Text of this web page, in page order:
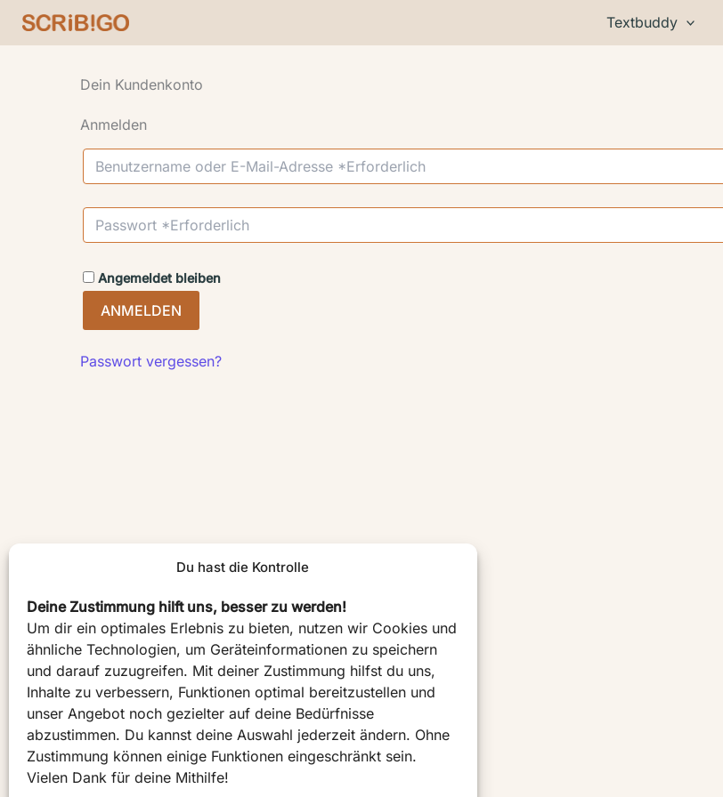
Du hast die Kontrolle
Deine Zustimmung hilft uns, besser zu werden!
Um dir ein optimales Erlebnis zu bieten, nutzen wir Cookies und
ähnliche Technologien, um Geräteinformationen zu speichern
und darauf zuzugreifen. Mit deiner Zustimmung hilfst du uns,
Inhalte zu verbessern, Funktionen optimal bereitzustellen und
unser Angebot noch gezielter auf deine Bedürfnisse
abzustimmen. Du kannst deine Auswahl jederzeit ändern. Ohne
Zustimmung können einige Funktionen eingeschränkt sein.
Vielen Dank für deine Mithilfe!
Zum
Inhalt
Textbuddy
Dein Kundenkonto
Anmelden
Angemeldet bleiben
ANMELDEN
Passwort vergessen?